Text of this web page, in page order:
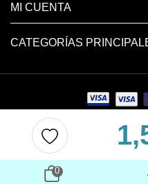
MI CUENTA
CATEGORÍAS
Copyright ©
0